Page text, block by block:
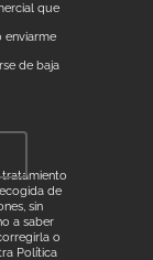
que
enviarme
de baja
de
sin
a saber
o
Política